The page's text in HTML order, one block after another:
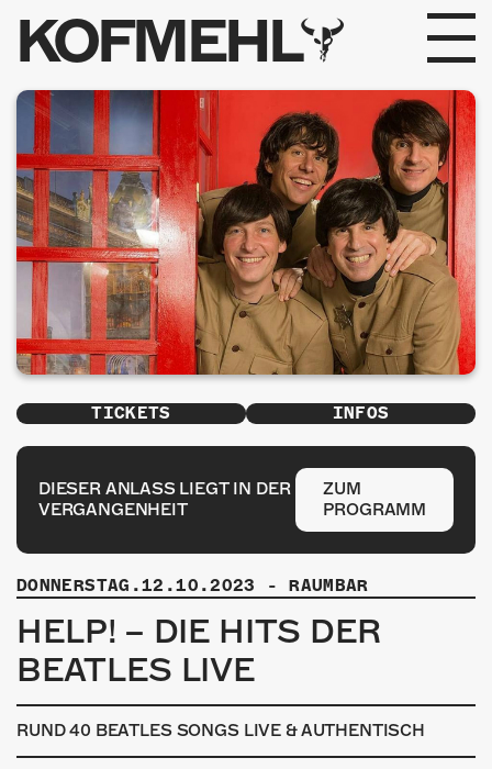
KOFMEHL
PROGRAMM
FABRIKGEFLÜSTER
GALERIE
FOTOGALERIE
PHOTOMAT
INFOS
KONTAKT
ÜBER UNS
SHOP
MITMACHEN
TICKETS INFOS
DIESER ANLASS LIEGT IN DER
VERGANGENHEIT
ZUM
PROGRAMM
DONNERSTAG.12.10.2023 - RAUMBAR
HELP! – DIE HITS DER
BEATLES LIVE
RUND 40 BEATLES SONGS LIVE & AUTHENTISCH